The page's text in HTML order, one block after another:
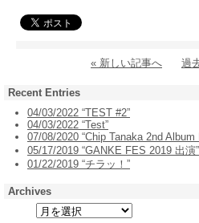
« 新しい記事へ 過
Recent Entries
04/03/2022 “TEST #2”
04/03/2022 “Test”
07/08/2020 “Chip Tanaka 2nd Album
05/17/2019 “GANKE FES 2019 出演”
01/22/2019 “チラッ！”
Archives